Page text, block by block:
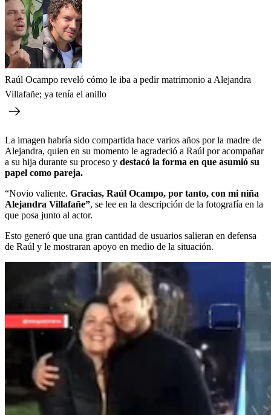
Raúl Ocampo reveló cómo le iba a pedir matrimonio a Alejandra
Villafañe; ya tenía el anillo
La imagen habría sido compartida hace varios años por la madre de
Alejandra, quien en su momento le agradeció a Raúl por acompañar
a su hija durante su proceso y destacó la forma en que asumió su
papel como pareja.
“Novio valiente. Gracias, Raúl Ocampo, por tanto, con mi niña
Alejandra Villafañe”, se lee en la descripción de la fotografía en la
que posa junto al actor.
Esto generó que una gran cantidad de usuarios salieran en defensa
de Raúl y le mostraran apoyo en medio de la situación.